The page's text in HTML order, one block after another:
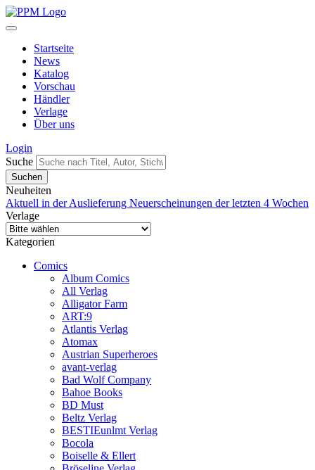
Startseite
News
Katalog
Vorschau
Händler
Verlage
Über uns
Login
Suche
Neuheiten
Aktuell in der Auslieferung Neuerscheinungen der letzten 4 Wochen
Verlage
Kategorien
Comics
Album Comics
All Verlag
Alligator Farm
ART:9
Atlantis Verlag
Atomax
Austrian Superheroes
avant-verlag
Bad Wolf Company
Bahoe Books
BD Must
Beltz Verlag
BESTIEunlmt Verlag
Bocola
Boiselle & Ellert